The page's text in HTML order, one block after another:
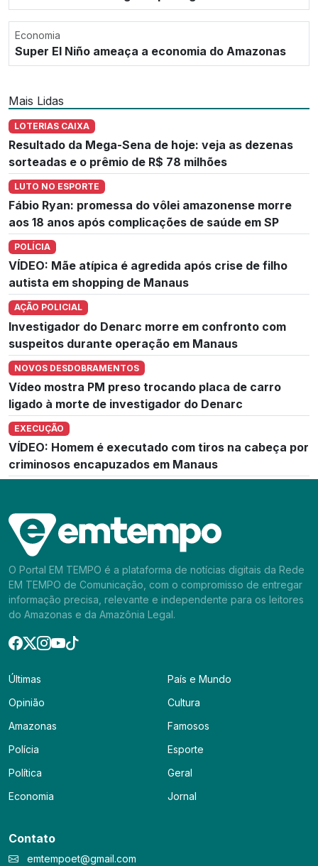
Economia
Super El Niño ameaça a economia do Amazonas
Mais Lidas
LOTERIAS CAIXA
Resultado da Mega-Sena de hoje: veja as dezenas
sorteadas e o prêmio de R$ 78 milhões
LUTO NO ESPORTE
Fábio Ryan: promessa do vôlei amazonense morre
aos 18 anos após complicações de saúde em SP
POLÍCIA
VÍDEO: Mãe atípica é agredida após crise de filho
autista em shopping de Manaus
AÇÃO POLICIAL
Investigador do Denarc morre em confronto com
suspeitos durante operação em Manaus
NOVOS DESDOBRAMENTOS
Vídeo mostra PM preso trocando placa de carro
ligado à morte de investigador do Denarc
EXECUÇÃO
VÍDEO: Homem é executado com tiros na cabeça por
criminosos encapuzados em Manaus
O Portal EM TEMPO é a plataforma de notícias digitais da Rede
EM TEMPO de Comunicação, com o compromisso de entregar
informação precisa, relevante e independente para os leitores
do Amazonas e da Amazônia Legal.
Últimas
Opinião
Amazonas
Polícia
Política
Economia
País e Mundo
Cultura
Famosos
Esporte
Geral
Jornal
Contato
emtempoet@gmail.com